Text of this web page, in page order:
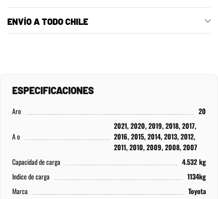
asegúrese de que estén probados por muchos años. La alta rigidez también ayuda a
evitar la pérdida de potencia de rendimiento, lo que hace que su vehículo
todoterreno funcione aún mejor. Extremadamente livianas, estas ruedas mejoran el
ENVÍO A TODO CHILE
ESPECIFICACIONES
Aro 20
A o
2021, 2020, 2019, 2018, 2017,
2016, 2015, 2014, 2013, 2012,
2011, 2010, 2009, 2008, 2007
Capacidad de carga
4.532 kg
Indice de carga
1134kg
Marca
Toyota